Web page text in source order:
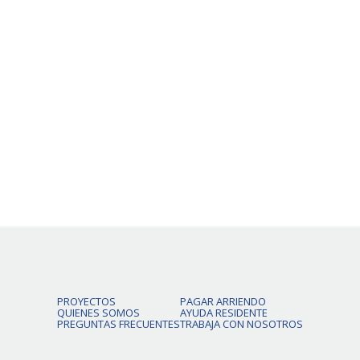
PROYECTOS
QUIENES SOMOS
PREGUNTAS FRECUENTES
PAGAR ARRIENDO
AYUDA RESIDENTE
TRABAJA CON NOSOTROS